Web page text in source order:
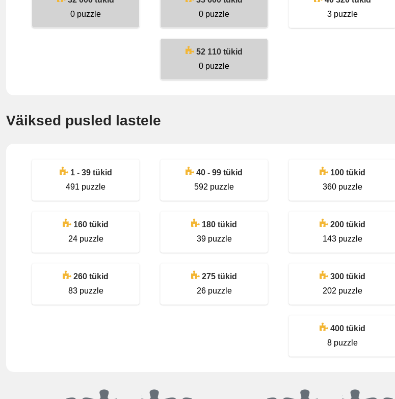
0 puzzle
0 puzzle
3 puzzle
52 110 tükid
0 puzzle
Väiksed pusled lastele
1 - 39 tükid
491 puzzle
40 - 99 tükid
592 puzzle
100 tükid
360 puzzle
160 tükid
24 puzzle
180 tükid
39 puzzle
200 tükid
143 puzzle
260 tükid
83 puzzle
275 tükid
26 puzzle
300 tükid
202 puzzle
400 tükid
8 puzzle